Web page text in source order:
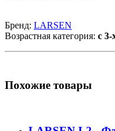
Бренд: LARSEN
Возрастная категория: с 3-
Похожие товары